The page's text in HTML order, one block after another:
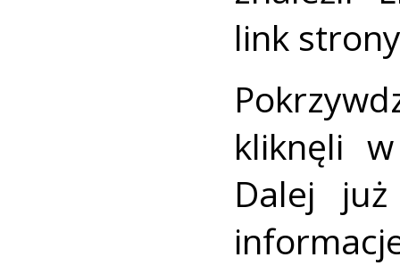
link
kliknęli
Dalej